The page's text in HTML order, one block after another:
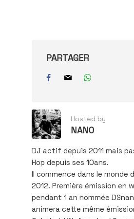
PARTAGER
Hosted by
NANO
DJ actif depuis 2011 mais
Hop depuis ses 10ans.
Il commence dans le monde
2012. Première émission en
pendant 1 an nommée
animera cette même